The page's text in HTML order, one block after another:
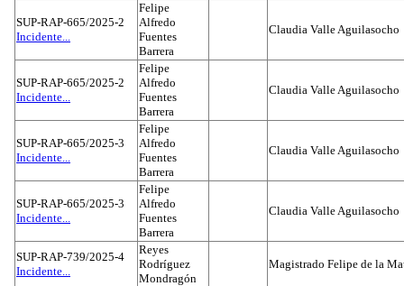
SUP-RAP-665/2025-2
Incidente...
Felipe
Alfredo
Fuentes
Barrera
Claudia Valle Aguilasocho
SUP-RAP-665/2025-2
Incidente...
Felipe
Alfredo
Fuentes
Barrera
Claudia Valle Aguilasocho
SUP-RAP-665/2025-3
Incidente...
Felipe
Alfredo
Fuentes
Barrera
Claudia Valle Aguilasocho
SUP-RAP-665/2025-3
Incidente...
Felipe
Alfredo
Fuentes
Barrera
Claudia Valle Aguilasocho
SUP-RAP-739/2025-4
Incidente...
Reyes
Rodríguez
Mondragón
Magistrado Felipe de la